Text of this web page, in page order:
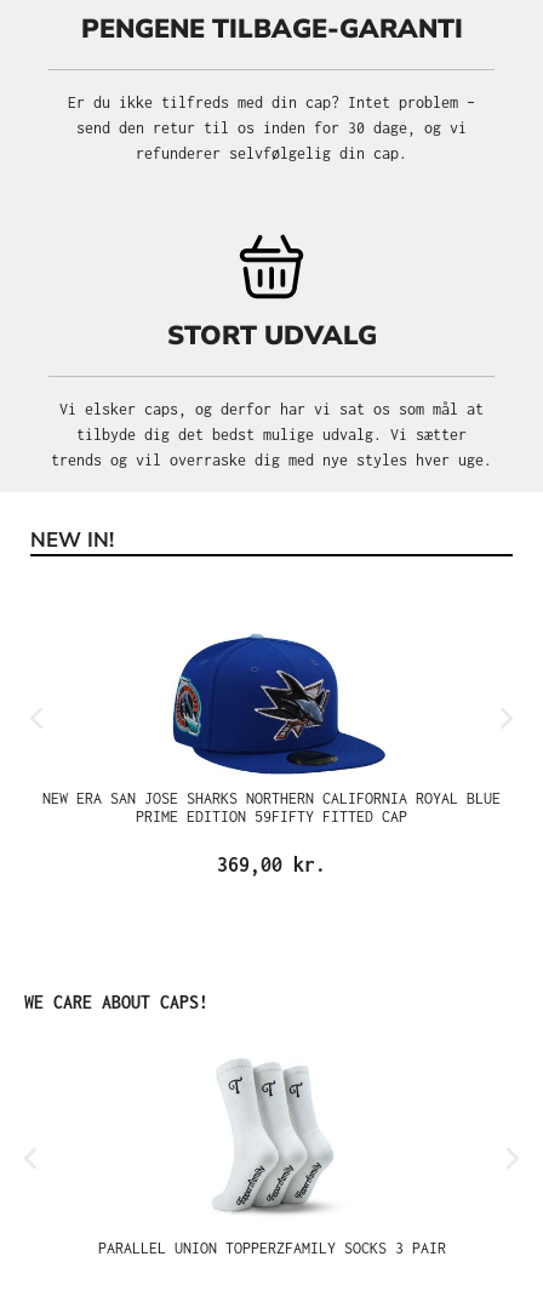
PENGENE TILBAGE-GARANTI
Er du ikke tilfreds med din cap? Intet problem –
send den retur til os inden for 30 dage, og vi
refunderer selvfølgelig din cap.
STORT UDVALG
Vi elsker caps, og derfor har vi sat os som mål at
tilbyde dig det bedst mulige udvalg. Vi sætter
trends og vil overraske dig med nye styles hver uge.
Spring produktgalleriet over
NEW IN!
NEW ERA SAN JOSE SHARKS NORTHERN CALIFORNIA ROYAL BLUE
PRIME EDITION 59FIFTY FITTED CAP
369,00 kr.
Spring produktgalleriet over
WE CARE ABOUT CAPS!
PARALLEL UNION TOPPERZFAMILY SOCKS 3 PAIR